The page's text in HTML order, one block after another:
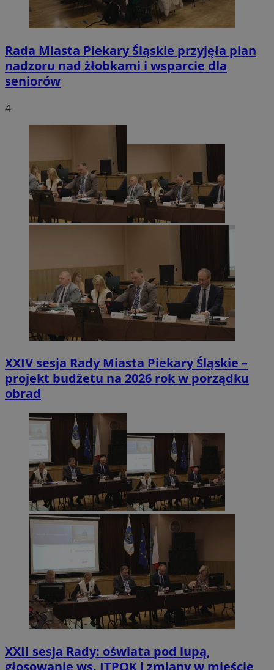
Rada Miasta Piekary Śląskie przyjęła plan
nadzoru nad żłobkami i wsparcie dla
seniorów
4
XXIV sesja Rady Miasta Piekary Śląskie –
projekt budżetu na 2026 rok w porządku
obrad
XXII sesja Rady: oświata pod lupą,
głosowanie ws. ITPOK i zmiany w mieście